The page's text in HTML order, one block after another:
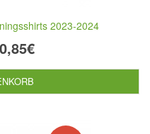
2023-2024